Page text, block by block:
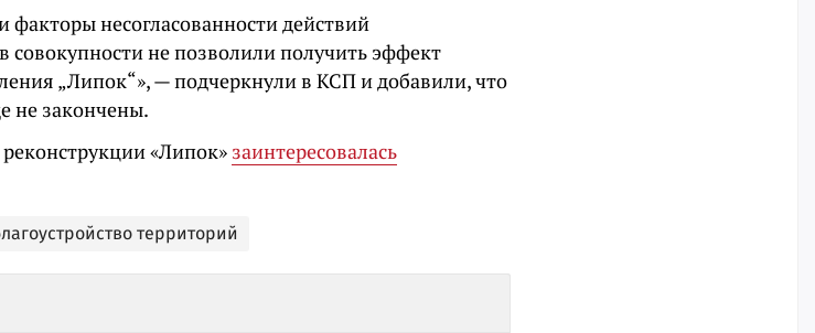
несогласованности действий
не позволили получить эффект
„Липок“», — подчеркнули в КСП и добавили, что
не закончены.
«Липок» заинтересовалась
территорий